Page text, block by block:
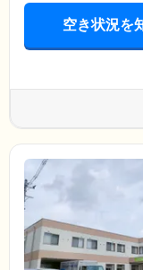
空き状況を